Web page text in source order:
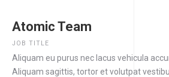
Atomic Team
JOB TITLE
Aliquam eu purus nec lacus vehicula
Aliquam sagittis, tortor et volutpat